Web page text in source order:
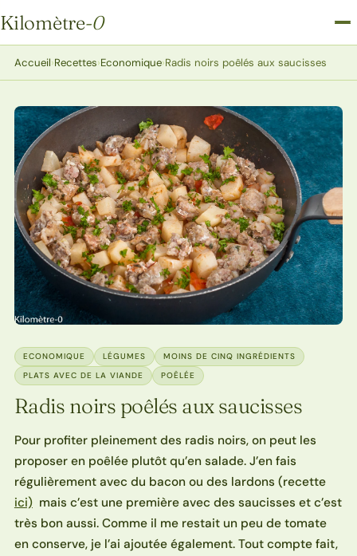
Kilomètre-0
Kilomètre-0
Accueil›Recettes›Economique›Radis noirs poêlés aux saucisses
ECONOMIQUE LÉGUMES
MOINS DE CINQ INGRÉDIENTS
PLATS AVEC DE LA VIANDE
POÊLÉE
Radis noirs poêlés aux saucisses
Pour profiter pleinement des radis noirs, on peut les
proposer en poêlée plutôt qu’en salade. J’en fais
régulièrement avec du bacon ou des lardons (recette
ici)mais c’est une première avec des saucisses et c’est
très bon aussi. Comme il me restait un peu de tomate
en conserve, je l’ai ajoutée également. Tout compte fait,